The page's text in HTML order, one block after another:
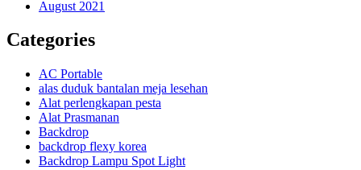
August 2021
Categories
AC Portable
alas duduk bantalan meja lesehan
Alat perlengkapan pesta
Alat Prasmanan
Backdrop
backdrop flexy korea
Backdrop Lampu Spot Light